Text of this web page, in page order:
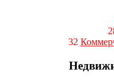
32